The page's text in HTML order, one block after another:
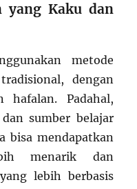
yang Kaku dan
metode
dengan
hafalan. Padahal,
sumber belajar
bisa mendapatkan
menarik dan
lebih berbasis